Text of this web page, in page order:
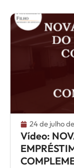
24 de julho
Vídeo: